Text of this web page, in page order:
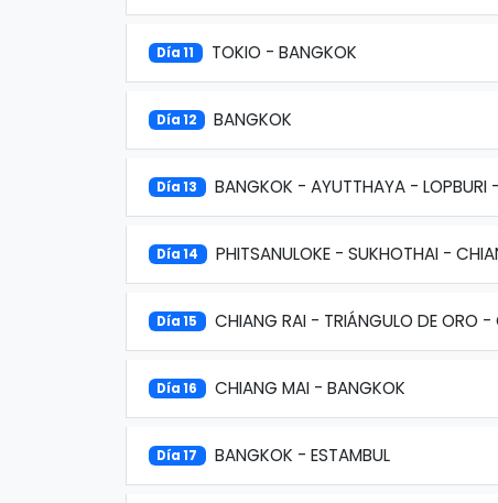
Día 11 TOKIO - BANGKOK
Día 12 BANGKOK
Día 13 BANGKOK - AYUTTHAYA - LOPBURI
Día 14 PHITSANULOKE - SUKHOTHAI -
Día 15 CHIANG RAI - TRIÁNGULO DE ORO -
Día 16 CHIANG MAI - BANGKOK
Día 17 BANGKOK - ESTAMBUL